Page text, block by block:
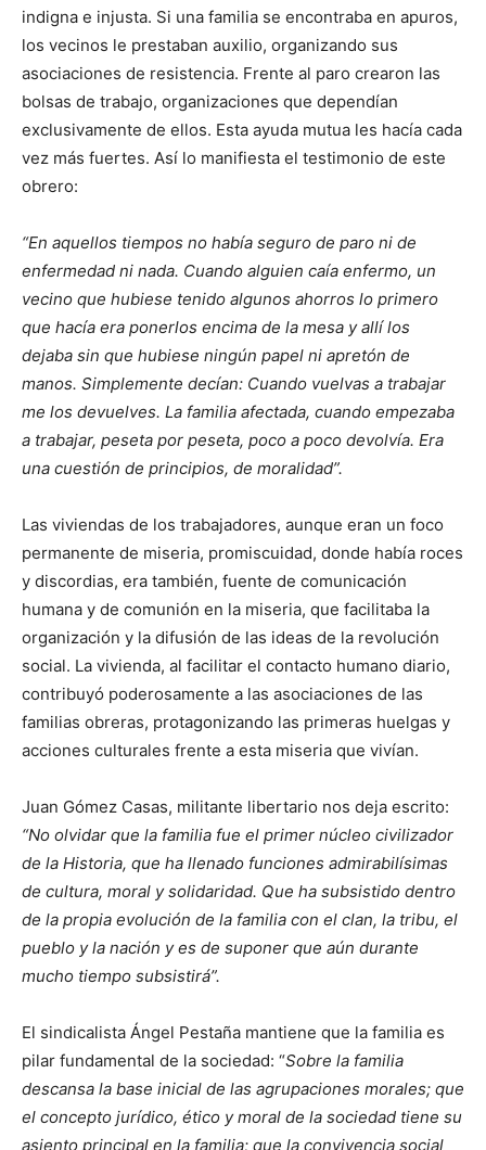
indigna e injusta. Si una familia se encontraba en apuros,
los vecinos le prestaban auxilio, organizando sus
asociaciones de resistencia. Frente al paro crearon las
bolsas de trabajo, organizaciones que dependían
exclusivamente de ellos. Esta ayuda mutua les hacía cada
vez más fuertes. Así lo manifiesta el testimonio de este
obrero:
“En aquellos tiempos no había seguro de paro ni de
enfermedad ni nada. Cuando alguien caía enfermo, un
vecino que hubiese tenido algunos ahorros lo primero
que hacía era ponerlos encima de la mesa y allí los
dejaba sin que hubiese ningún papel ni apretón de
manos. Simplemente decían: Cuando vuelvas a trabajar
me los devuelves. La familia afectada, cuando empezaba
a trabajar, peseta por peseta, poco a poco devolvía. Era
una cuestión de principios, de moralidad”.
Las viviendas de los trabajadores, aunque eran un foco
permanente de miseria, promiscuidad, donde había roces
y discordias, era también, fuente de comunicación
humana y de comunión en la miseria, que facilitaba la
organización y la difusión de las ideas de la revolución
social. La vivienda, al facilitar el contacto humano diario,
contribuyó poderosamente a las asociaciones de las
familias obreras, protagonizando las primeras huelgas y
acciones culturales frente a esta miseria que vivían.
Juan Gómez Casas, militante libertario nos deja escrito:
“No olvidar que la familia fue el primer núcleo civilizador
de la Historia, que ha llenado funciones admirabilísimas
de cultura, moral y solidaridad. Que ha subsistido dentro
de la propia evolución de la familia con el clan, la tribu, el
pueblo y la nación y es de suponer que aún durante
mucho tiempo subsistirá”.
El sindicalista Ángel Pestaña mantiene que la familia es
pilar fundamental de la sociedad: “Sobre la familia
descansa la base inicial de las agrupaciones morales; que
el concepto jurídico, ético y moral de la sociedad tiene su
asiento principal en la familia; que la convivencia social